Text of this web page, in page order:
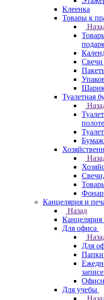
Клеенка
Товары к
Свечи
Туалетная
Канцелярия и
Назад
Канцелярия
Для офиса
Для
Папки
Для учебы